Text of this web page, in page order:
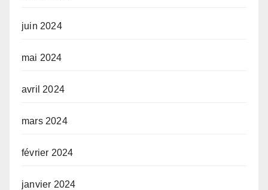
juin 2024
mai 2024
avril 2024
mars 2024
février 2024
janvier 2024